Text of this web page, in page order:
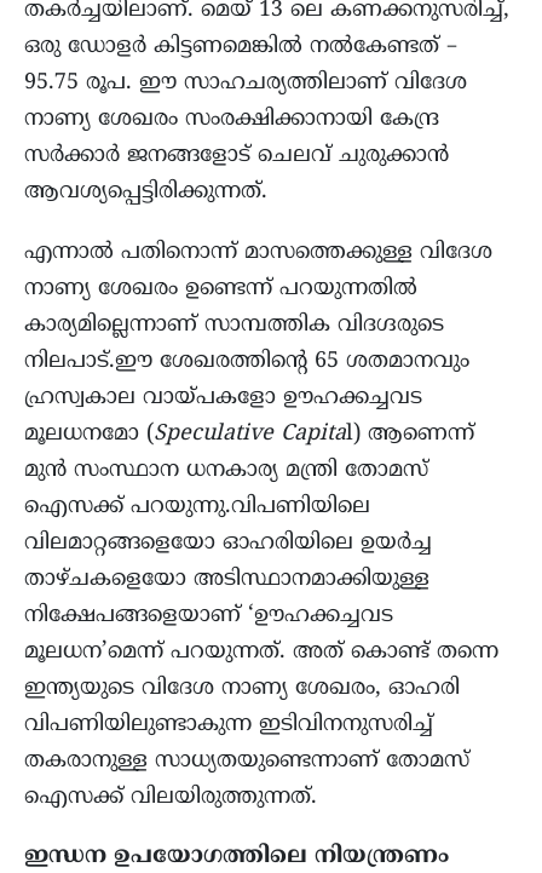
തകർച്ചയിലാണ്. മെയ് 13 ലെ കണക്കനുസരിച്ച്,
ഒരു ഡോളർ കിട്ടണമെങ്കിൽ നൽകേണ്ടത് –
95.75 രൂപ. ഈ സാഹചര്യത്തിലാണ് വിദേശ
നാണ്യ ശേഖരം സംരക്ഷിക്കാനായി കേന്ദ്ര
സർക്കാർ ജനങ്ങളോട് ചെലവ് ചുരുക്കാൻ
ആവശ്യപ്പെട്ടിരിക്കുന്നത്.
എന്നാൽ പതിനൊന്ന് മാസത്തെക്കുള്ള വിദേശ
നാണ്യ ശേഖരം ഉണ്ടെന്ന് പറയുന്നതിൽ
കാര്യമില്ലെന്നാണ് സാമ്പത്തിക വിദഗ്ദരുടെ
നിലപാട്.ഈ ശേഖരത്തിന്റെ 65 ശതമാനവും
ഹ്രസ്വകാല വായ്പകളോ ഊഹക്കച്ചവട
മൂലധനമോ (Speculative Capital) ആണെന്ന്
മുൻ സംസ്ഥാന ധനകാര്യ മന്ത്രി തോമസ്
ഐസക്ക് പറയുന്നു.വിപണിയിലെ
വിലമാറ്റങ്ങളെയോ ഓഹരിയിലെ ഉയർച്ച
താഴ്ചകളെയോ അടിസ്ഥാനമാക്കിയുള്ള
നിക്ഷേപങ്ങളെയാണ് ‘ഊഹക്കച്ചവട
മൂലധന’മെന്ന് പറയുന്നത്. അത് കൊണ്ട് തന്നെ
ഇന്ത്യയുടെ വിദേശ നാണ്യ ശേഖരം, ഓഹരി
വിപണിയിലുണ്ടാകുന്ന ഇടിവിനനുസരിച്ച്
തകരാനുള്ള സാധ്യതയുണ്ടെന്നാണ് തോമസ്
ഐസക്ക് വിലയിരുത്തുന്നത്.
ഇന്ധന ഉപയോഗത്തിലെ നിയന്ത്രണം